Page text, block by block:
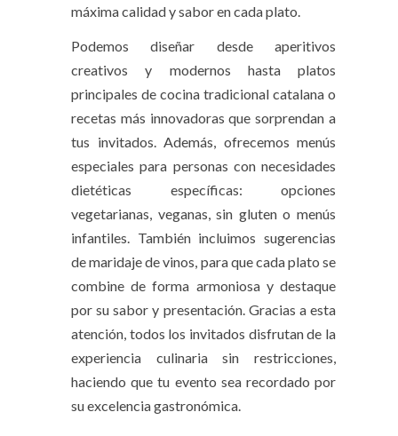
máxima calidad y sabor en cada plato.
Podemos diseñar desde aperitivos
creativos y modernos hasta platos
principales de cocina tradicional catalana o
recetas más innovadoras que sorprendan a
tus invitados. Además, ofrecemos menús
especiales para personas con necesidades
dietéticas específicas: opciones
vegetarianas, veganas, sin gluten o menús
infantiles. También incluimos sugerencias
de maridaje de vinos, para que cada plato se
combine de forma armoniosa y destaque
por su sabor y presentación. Gracias a esta
atención, todos los invitados disfrutan de la
experiencia culinaria sin restricciones,
haciendo que tu evento sea recordado por
su excelencia gastronómica.